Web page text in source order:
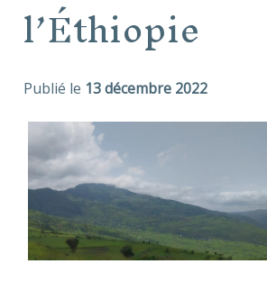
l’Éthiopie
Publié le 13 décembre 2022